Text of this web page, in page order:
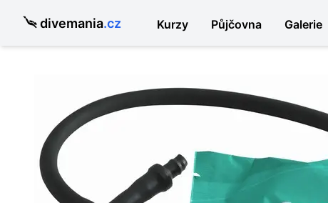
divemania.cz Kurzy Půjčovna Galerie